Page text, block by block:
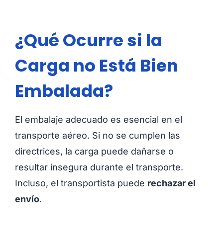
¿Qué Ocurre si la
Carga no Está Bien
Embalada?
El embalaje adecuado es esencial en el
transporte aéreo. Si no se cumplen las
directrices, la carga puede dañarse o
resultar insegura durante el transporte.
Incluso, el transportista puede rechazar el
envío.